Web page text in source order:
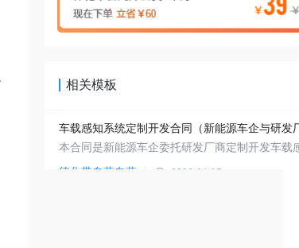
相关模板
律化带自营自营 2026-04-15